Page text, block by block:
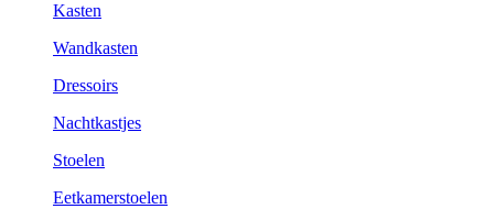
Kasten
Wandkasten
Dressoirs
Nachtkastjes
Stoelen
Eetkamerstoelen